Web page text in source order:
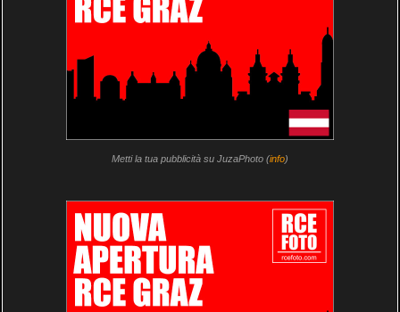
Metti la tua pubblicità su JuzaPhoto (info)